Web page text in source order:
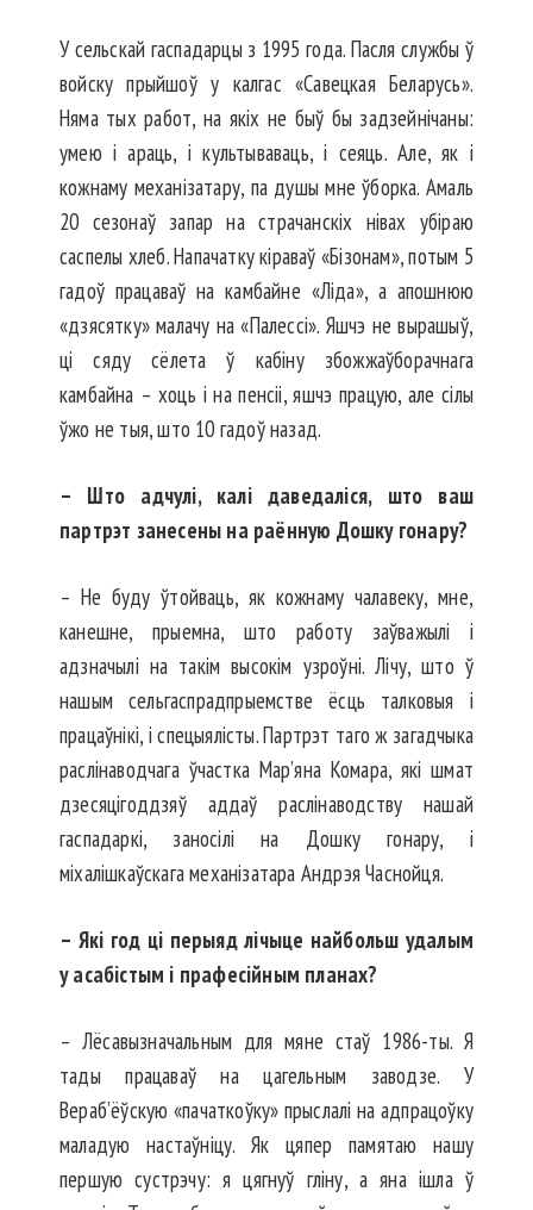
У сельскай гаспадарцы з 1995 года. Пасля службы ў
войску прыйшоў у калгас «Савецкая Бела­русь».
Няма тых работ, на якіх не быў бы задзейнічаны:
умею і араць, і культываваць, і сеяць. Але, як і
кожнаму механізатару, па душы мне ўборка. Амаль
20 сезонаў запар на страчанскіх нівах убіраю
саспелы хлеб. Напачатку кіраваў «Бізонам», потым 5
гадоў працаваў на камбайне «Ліда», а апошнюю
«дзясятку» малачу на «Палессі». Яшчэ не вырашыў,
ці сяду сёлета ў кабіну збожжаўборачнага
камбайна – хоць і на пенсіі, яшчэ працую, але сілы
ўжо не тыя, што 10 гадоў назад.
– Што адчулі, калі даведаліся, што ваш
партрэт занесены на раённую Дошку гонару?
– Не буду ўтойваць, як кожнаму чалавеку, мне,
канешне, прыемна, што работу заўважылі і
адзначылі на такім высокім узроўні. Лічу, што ў
нашым сельгас­прадпрыемстве ёсць талковыя і
працаўнікі, і спецыялісты. Партрэт таго ж загадчыка
раслінаводчага ўчастка Мар’яна Комара, які шмат
дзесяцігоддзяў аддаў раслінаводству нашай
гаспадаркі, заносілі на Дошку гонару, і
міхалішкаўскага механізатара Андрэя Часнойця.
– Які год ці перыяд лічыце найбольш удалым
у асабістым і прафесійным планах?
– Лёсавызначальным для мяне стаў 1986-ты. Я
тады працаваў на цагельным заво­дзе. У
Вераб’ёўскую «пачаткоўку» прыслалі на адпрацоўку
маладую настаўніцу. Як цяпер памятаю нашу
першую сустрэчу: я цягнуў гліну, а яна ішла ў